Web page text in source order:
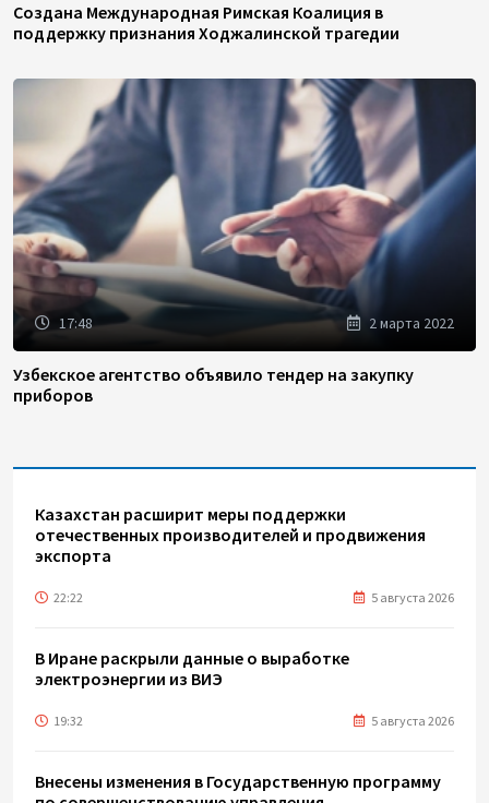
Создана Международная Римская Коалиция в
поддержку признания Ходжалинской трагедии
17:48 2 марта 2022
Узбекское агентство объявило тендер на закупку
приборов
Казахстан расширит меры поддержки
отечественных производителей и продвижения
экспорта
22:22 5 августа 2026
В Иране раскрыли данные о выработке
электроэнергии из ВИЭ
19:32 5 августа 2026
Внесены изменения в Государственную программу